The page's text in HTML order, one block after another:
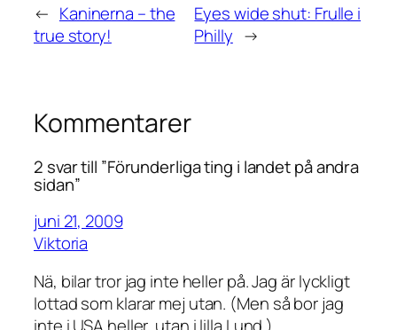
← Kaninerna – the
true story!
Eyes wide shut: Frulle i
Philly →
Kommentarer
2 svar till ”Förunderliga ting i landet på andra
sidan”
juni 21, 2009
Viktoria
Nä, bilar tror jag inte heller på. Jag är lyckligt
lottad som klarar mej utan. (Men så bor jag